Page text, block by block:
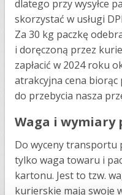
dlatego przy wysyłce
skorzystać w usługi
Za 30 kg paczkę
i doręczoną przez
zapłacić w 2024 roku
atrakcyjna cena
do przebycia nasza
Waga i wymiary
Do wyceny transportu
tylko waga towaru i
kartonu. Jest to tzw.
kurierskie mają swoje